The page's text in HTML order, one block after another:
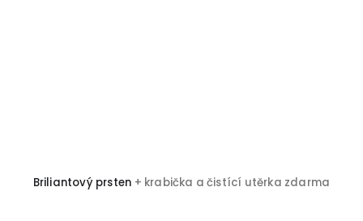
Briliantový prsten + krabička a čistící utěrka zdarma